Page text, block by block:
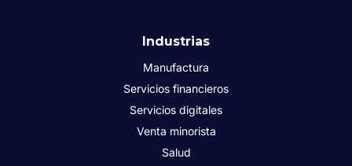
Industrias
Manufactura
Servicios financieros
Servicios digitales
Venta minorista
Salud